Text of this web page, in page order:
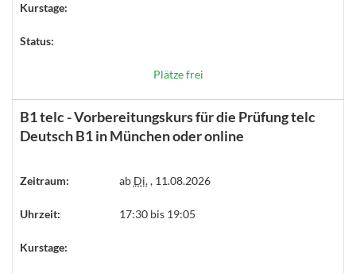
Kurstage:
Status:
Plätze frei
B1 telc - Vorbereitungskurs für die Prüfung telc
Deutsch B1 in München oder online
Zeitraum: ab Di., 11.08.2026
Uhrzeit: 17:30 bis 19:05
Kurstage: